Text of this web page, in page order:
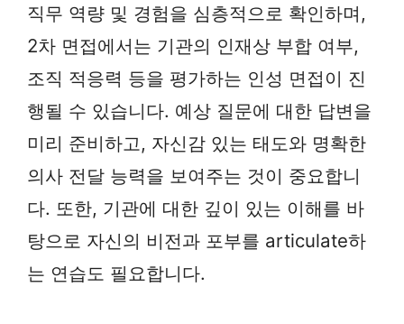
직무 역량 및 경험을 심층적으로 확인하며,
2차 면접에서는 기관의 인재상 부합 여부,
조직 적응력 등을 평가하는 인성 면접이 진
행될 수 있습니다. 예상 질문에 대한 답변을
미리 준비하고, 자신감 있는 태도와 명확한
의사 전달 능력을 보여주는 것이 중요합니
다. 또한, 기관에 대한 깊이 있는 이해를 바
탕으로 자신의 비전과 포부를 articulate하
는 연습도 필요합니다.